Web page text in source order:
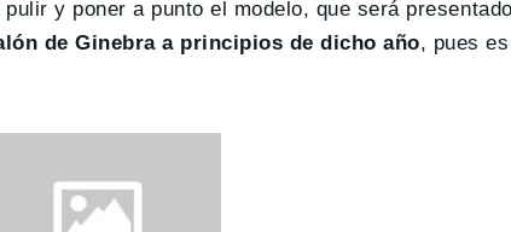
y poner a punto el modelo, que será
de Ginebra a principios de dicho año, pues